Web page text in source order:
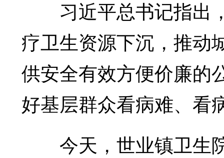
习近平总书记指出
疗卫生资源下沉，推动
供安全有效方便价廉的
好基层群众看病难、看
今天，世业镇卫生